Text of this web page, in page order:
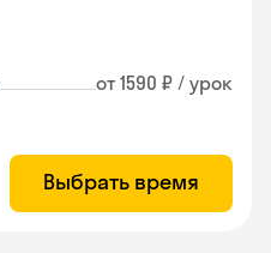
от 1590 ₽ / урок
Выбрать время